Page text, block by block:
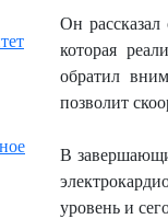
Он
которая
обратил
позволит
В
уровень и